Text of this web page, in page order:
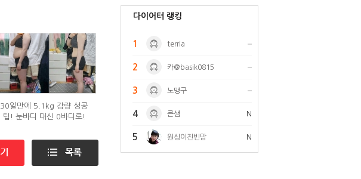
30일만에 5.1kg 감량 성공
팁! 눈바디 대신 0바디로!
다이어터 랭킹
1 terria
2 카@basik0815
3 노맹구
4 큰샘 N
5 원싱이진빈맘 N